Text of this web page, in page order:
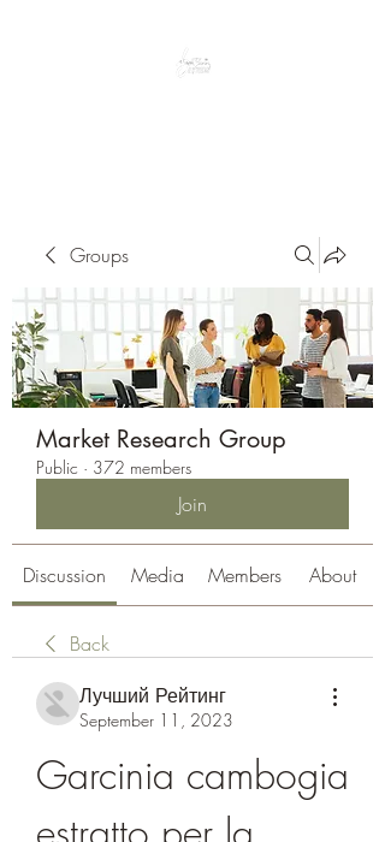
Groups
Market Research Group
Public · 372 members
Join
Discussion Media Members About
Back
Лучший Рейтинг
September 11, 2023
Garcinia cambogia